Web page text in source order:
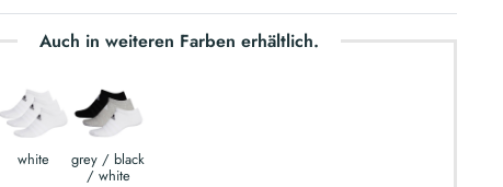
Auch in weiteren Farben erhältlich.
white grey / black
/ white